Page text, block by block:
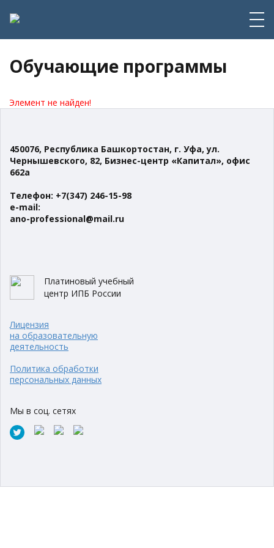
Обучающие программы
Элемент не найден!
450076, Республика Башкортостан, г. Уфа, ул.
Чернышевского, 82, Бизнес-центр «Капитал», офис
662а
Телефон: +7(347) 246-15-98
e-mail:
ano-professional@mail.ru
Платиновый учебный
центр ИПБ России
Лицензия
на образовательную
деятельность
Политика обработки
персональных данных
Мы в соц. сетях